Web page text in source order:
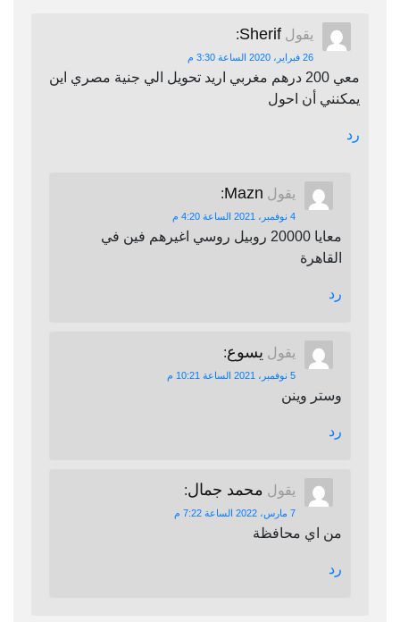
يقول Sherif
:
26 فبراير، 2020 الساعة 3:30 م
معي 200 درهم مغربي اريد تحويل الي جنية مصري اين
يمكنني أن احول
رد
يقول Mazn
:
4 نوفمبر، 2021 الساعة 4:20 م
معايا 20000 روبيل روسي اغيرهم فين في
القاهرة
رد
يقول يسوع:
5 نوفمبر، 2021 الساعة 10:21 م
وستر وينن
رد
يقول محمد جمال:
7 مارس، 2022 الساعة 7:22 م
من اي محافظة
رد